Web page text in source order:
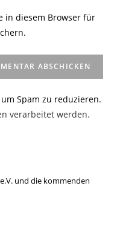
in diesem Browser für
Spam zu reduzieren.
verarbeitet werden.
und die kommenden